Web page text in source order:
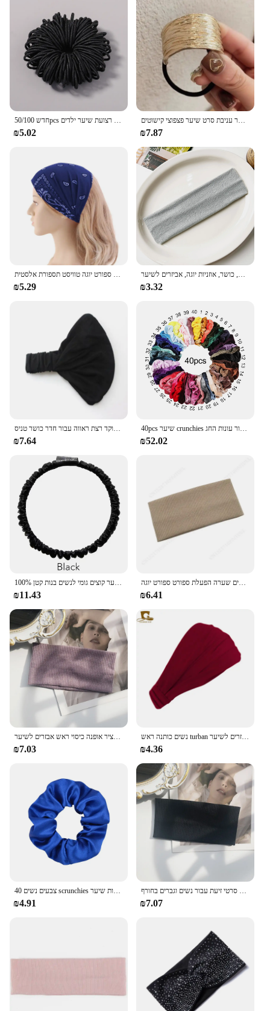
חדש 50/100pcs שיער להקות בנות ממתקים צבע גומי גומי רצועת שיער ילדים
₪5.02
אופנה מתכת שיער אלסטי להקת קוריאה שיער אביזרי עבור בנות נשים בעבודת יד שיער עניבת סרט שיער פצפוצי קישוטים
₪7.87
נעלי ספורט נשים חדשות ספורט יוגה טוויסט תספורת אלסטית
₪5.29
אוזניות כותנה אלסטיות, ראש אופנה, נשים גברים, ריצה מוצקה, כושר, אוזניות יוגה, אביזרים לשיער
₪3.32
נשים חדשות בקיץ ראש מוצק כותנה מוצק אלסטי רחב רך בנות ספורט יוגה מנוקד רצת ראווה עבור חדר כושר טניס
₪7.64
40pcs שיער crunchies קטיפה שיער להקות שיער קוצים חבלים עבור נשים שיער אביזרים מתנה נהדרת עבור עונות החג
₪52.02
100% משי מתות משי מתות שיער קוצים גומי לנשים בנות קטן ponyזנב אלסטי ללא נזק 19 אמא 1.5 ס "מ
₪11.43
רצועות שיער בצבע אחיד אלסטי עבור נשים וגברים שערה הפעלת ספורט ספורט יוגה
₪6.41
נשים מוצק צבע סרט יוגה סריגה אלסטי שיער להקות טורבן איפור שיער חישוק בציר אופנה כיסוי ראש אבזרים לשיער
₪7.03
נשים כותנה ראש turban צבע מוצק שיער אלסטי להקות שיער יוגה שיער איפור אוזניות 2 ב 1 בנדנה אביזרים לשיער
₪4.36
40 צבעים נשים scrunchies אלסטי עבודת יד להקות שיער ponybonyls שיער שחור אדום בנות ראש אביזרים לשיער
₪4.91
החלקה אלסטי ספורט סריגה סרטי ראש שיער אישה שיער מחזיק בגימור סרטי זיעת עבור נשים וגברים בחורף
₪7.07